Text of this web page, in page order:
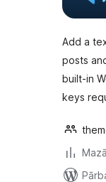
Add a
posts
built-in
keys